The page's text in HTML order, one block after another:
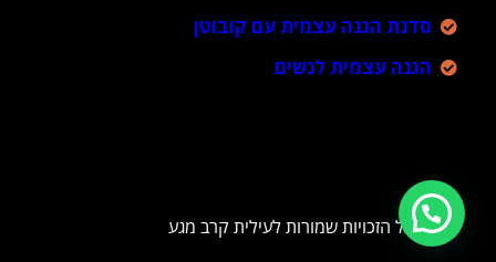
סדנת הגנה עצמית עם קובוטן
הגנה עצמית לנשים
כל הזכויות שמורות לעילית קרב מגע